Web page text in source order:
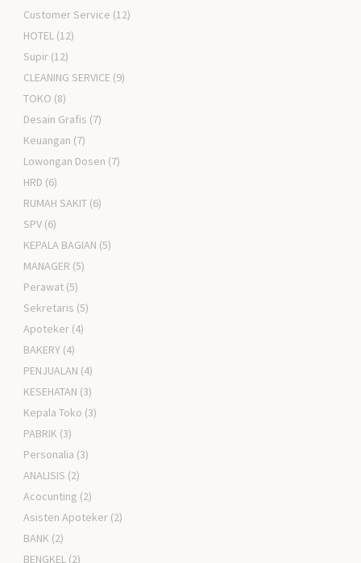
Customer Service (12)
HOTEL (12)
Supir (12)
CLEANING SERVICE (9)
TOKO (8)
Desain Grafis (7)
Keuangan (7)
Lowongan Dosen (7)
HRD (6)
RUMAH SAKIT (6)
SPV (6)
KEPALA BAGIAN (5)
MANAGER (5)
Perawat (5)
Sekretaris (5)
Apoteker (4)
BAKERY (4)
PENJUALAN (4)
KESEHATAN (3)
Kepala Toko (3)
PABRIK (3)
Personalia (3)
ANALISIS (2)
Acocunting (2)
Asisten Apoteker (2)
BANK (2)
BENGKEL (2)